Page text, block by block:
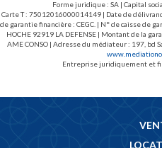
Forme juridique : SA | Capital
Carte T : 75012016000014149 | Date de
de garantie financière : CEGC. | N° de caisse de
HOCHE 92919 LA DEFENSE | Montant de la
AME CONSO | Adresse du médiateur : 197, bd
Entreprise juridiquement et